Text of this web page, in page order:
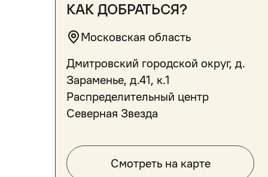
как добраться?
Московская область
Дмитровский городской округ, д.
Зараменье, д.41, к.1
Распределительный центр
Северная Звезда
Смотреть на карте